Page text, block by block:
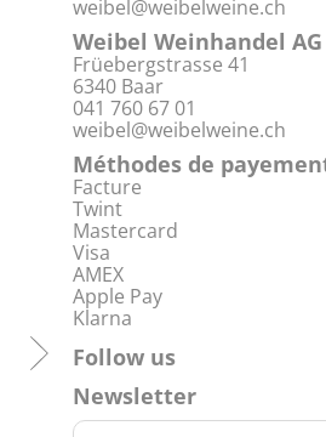
weibel@weibelweine.ch
Weibel Weinhandel AG
Früebergstrasse 41
6340 Baar
041 760 67 01
weibel@weibelweine.ch
Méthodes de
Facture
Twint
Mastercard
Visa
AMEX
Apple Pay
Klarna
Follow us
Newsletter